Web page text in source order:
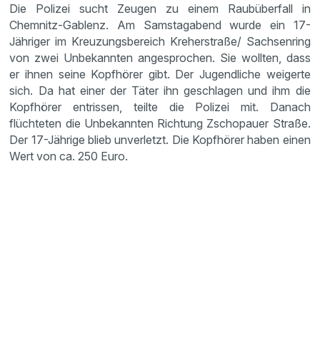
Die Polizei sucht Zeugen zu einem Raubüberfall in
Chemnitz-Gablenz. Am Samstagabend wurde ein 17-
Jähriger im Kreuzungsbereich Kreherstraße/ Sachsenring
von zwei Unbekannten angesprochen. Sie wollten, dass
er ihnen seine Kopfhörer gibt. Der Jugendliche weigerte
sich. Da hat einer der Täter ihn geschlagen und ihm die
Kopfhörer entrissen, teilte die Polizei mit. Danach
flüchteten die Unbekannten Richtung Zschopauer Straße.
Der 17-Jährige blieb unverletzt. Die Kopfhörer haben einen
Wert von ca. 250 Euro.